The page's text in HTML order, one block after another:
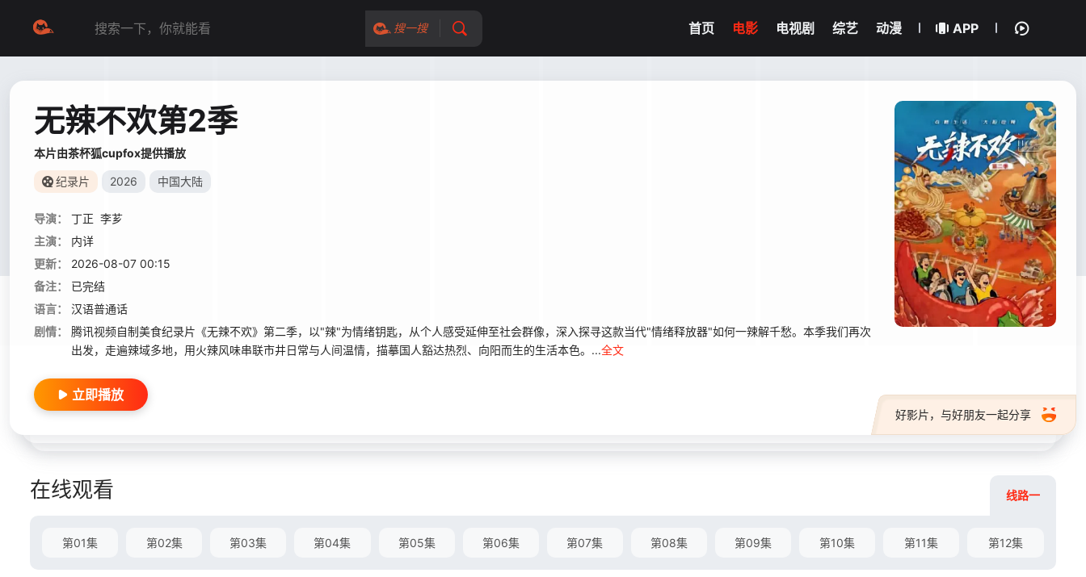
搜一搜 首页 电影 电视剧 综艺 动漫 APP
无辣不欢第2季
本片由茶杯狐cupfox提供播放
纪录片 2026 中国大陆
导演： 丁正 李芗
主演：
内详
更新：
2026-08-07 00:15
备注：
已完结
语言：
汉语普通话
剧情：
腾讯视频自制美食纪录片《无辣不欢》第二季，以"辣"为情绪钥匙，从个人感受延伸至社会群像，深入探寻这款当代"情绪释放器"如何一辣解千愁。本季我们再次
出发，走遍辣域多地，用火辣风味串联市井日常与人间温情，描摹国人豁达热烈、向阳而生的生活本色。...全文
好影片，与好朋友一起分享
立即播放
在线观看 线路一
第01集 第02集 第03集 第04集 第05集 第06集 第07集 第08集 第09集 第10集 第11集 第12集